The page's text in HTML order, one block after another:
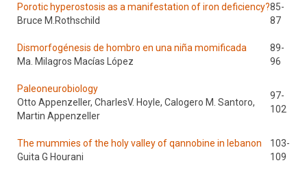
Porotic hyperostosis as a manifestation of iron deficiency?85-
87
Bruce M.Rothschild
Dismorfogénesis de hombro en una niña momificada
89-
96
Ma. Milagros Macías López
Paleoneurobiology
97-
102
Otto Appenzeller, CharlesV. Hoyle, Calogero M. Santoro,
Martin Appenzeller
The mummies of the holy valley of qannobine in lebanon
103-
109
Guita G Hourani